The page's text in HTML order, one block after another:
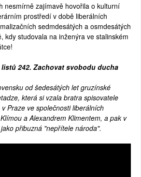
nesmírně zajímavě hovořila o kulturní
prostředí v době liberálních
sedmdesátých a osmdesátých
kdy studovala na inženýra ve stalinském
242. Zachovat svobodu ducha
od šedesátých let gruzínské
která si vzala bratra spisovatele
Praze ve společnosti liberálních
a Alexandrem Klimentem, a pak v
přibuzná "nepřítele národa".